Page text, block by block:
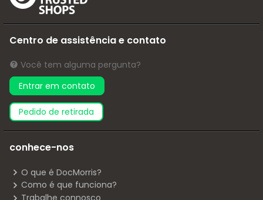
Centro de assistência e contato
Você tem alguma pergunta?
Entrar em contato
pedido de retirada
conhece-nos
O que é DocMorris?
Como é que funciona?